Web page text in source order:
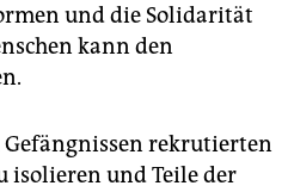
und die Solidarität
kann den
Gefängnissen rekrutierten
isolieren und Teile der